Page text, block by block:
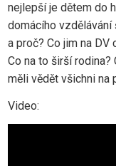
nejlepší je dětem do
domácího
a proč? Co jim na
Co na to širší
měli vědět všichni na
Video: